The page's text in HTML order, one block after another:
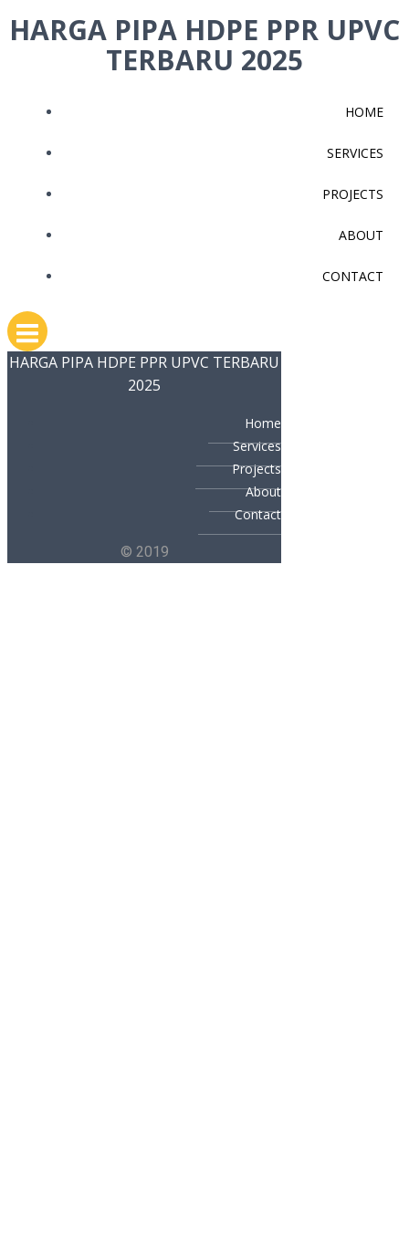
Skip
to
HARGA PIPA HDPE PPR UPVC
TERBARU 2025
HOME
SERVICES
PROJECTS
ABOUT
CONTACT
HARGA PIPA HDPE PPR UPVC TERBARU
2025
Home
Services
Projects
About
Contact
© 2019